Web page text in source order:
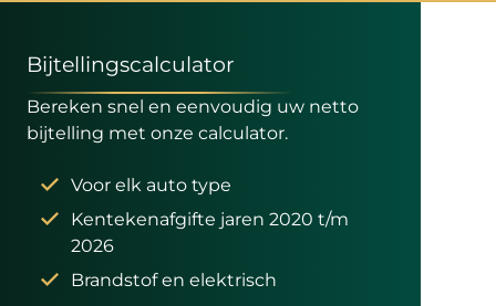
Bijtellingscalculator
Bereken snel en eenvoudig uw netto
bijtelling met onze calculator.
Voor elk auto type
Kentekenafgifte jaren 2020 t/m
2026
Brandstof en elektrisch